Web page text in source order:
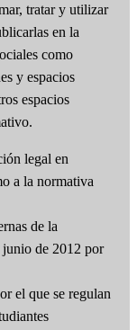
tratar y utilizar
en la
como
y espacios
espacios
legal en
a la normativa
de la
de 2012 por
el que se regulan